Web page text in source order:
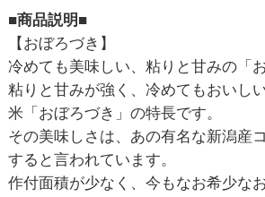
■商品説明■
【おぼろづき】
冷めても美味しい、粘りと甘みの「
粘りと甘みが強く、冷めてもおい
米「おぼろづき」の特長です。
その美味しさは、あの有名な新潟産
すると言われています。
作付面積が少なく、今もなお希少な